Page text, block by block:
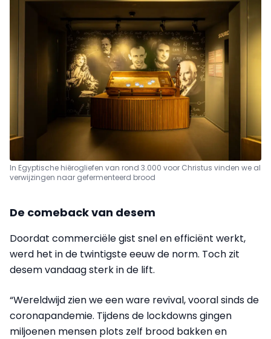
In Egyptische hiërogliefen van rond 3.000 voor Christus vinden we al
verwijzingen naar gefermenteerd brood
De comeback van desem
Doordat commerciële gist snel en efficiënt werkt,
werd het in de twintigste eeuw de norm. Toch zit
desem vandaag sterk in de lift.
“Wereldwijd zien we een ware revival, vooral sinds de
coronapandemie. Tijdens de lockdowns gingen
miljoenen mensen plots zelf brood bakken en